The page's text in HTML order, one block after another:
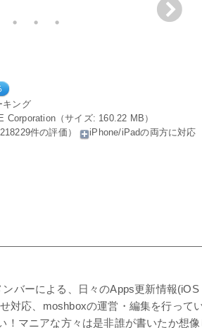
キング
（サイズ: 160.22 MB）
218229件の評価） iPhone/iPadの両方に対応
バーによる、日々のApps更新情報(iOS
対応、moshboxの運営・編集を行って
！マニアな方々は是非誰が書いたか想像